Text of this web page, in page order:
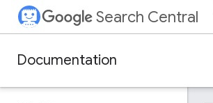
Search Central
Documentation